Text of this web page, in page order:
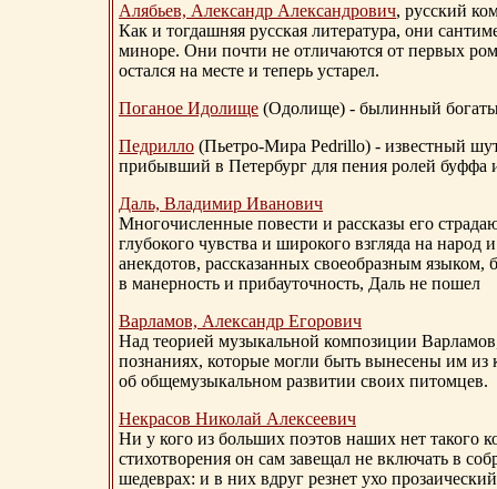
Алябьев, Александр Александрович, русский
Как и тогдашняя русская литература, они
миноре. Они почти не отличаются от первых
остался на месте и теперь устарел.
Поганое Идолище (Одолище) - былинный
Педрилло (Пьетро-Мира Pedrillo) - известный
прибывший в Петербург для пения ролей буффа
Даль, Владимир Иванович
Многочисленные повести и рассказы его
глубокого чувства и широкого взгляда на
анекдотов, рассказанных своеобразным
в манерность и прибауточность, Даль не пошел
Варламов, Александр Егорович
Над теорией музыкальной композиции
познаниях, которые могли быть вынесены им из
об общемузыкальном развитии своих питомцев.
Некрасов Николай Алексеевич
Ни у кого из больших поэтов наших нет такого
стихотворения он сам завещал не включать в
шедеврах: и в них вдруг резнет ухо